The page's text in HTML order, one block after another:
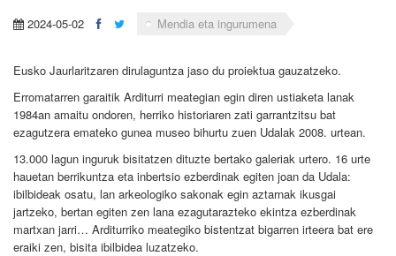
2024-05-02 Mendia eta ingurumena
Eusko Jaurlaritzaren dirulaguntza jaso du proiektua gauzatzeko.
Erromatarren garaitik Arditurri meategian egin diren ustiaketa lanak
1984an amaitu ondoren, herriko historiaren zati garrantzitsu bat
ezagutzera emateko gunea museo bihurtu zuen Udalak 2008. urtean.
13.000 lagun inguruk bisitatzen dituzte bertako galeriak urtero. 16 urte
hauetan berrikuntza eta inbertsio ezberdinak egiten joan da Udala:
ibilbideak osatu, lan arkeologiko sakonak egin aztarnak ikusgai
jartzeko, bertan egiten zen lana ezagutarazteko ekintza ezberdinak
martxan jarri… Arditurriko meategiko bistentzat bigarren irteera bat ere
eraiki zen, bisita ibilbidea luzatzeko.